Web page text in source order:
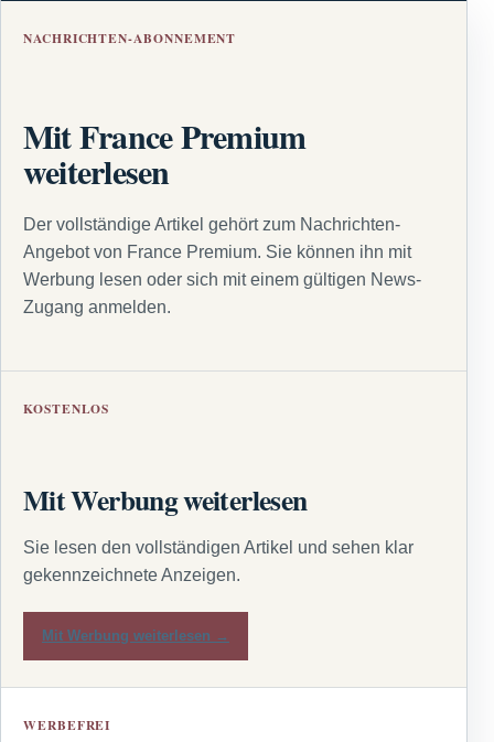
NACHRICHTEN-ABONNEMENT
Mit France Premium
weiterlesen
Der vollständige Artikel gehört zum Nachrichten-
Angebot von France Premium. Sie können ihn mit
Werbung lesen oder sich mit einem gültigen News-
Zugang anmelden.
KOSTENLOS
Mit Werbung weiterlesen
Sie lesen den vollständigen Artikel und sehen klar
gekennzeichnete Anzeigen.
Mit Werbung weiterlesen →
WERBEFREI